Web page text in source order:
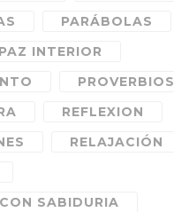
PARÁBOLAS
PAZ INTERIOR
PROVERBIOS
REFLEXION
RELAJACIÓN
SABIDURIA